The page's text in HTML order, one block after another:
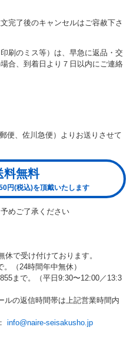
完了後のキャンセルはご容赦下さ
刷のミス等）は、早急に返品・交
合、到着日より７日以内にご連絡
便、佐川急便）よりお送りさせて
料無料
円(税込)を頂戴いたします
めご了承ください
で受け付けております。
（24時間年中無休）
まで。（平日9:30〜12:00／13:3
ルの返信時間帯は上記営業時間内
info@naire-seisakusho.jp